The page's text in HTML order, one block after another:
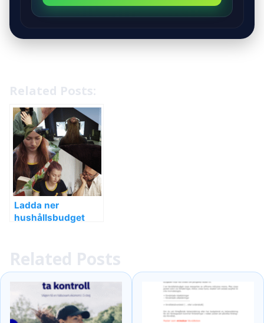
Related Posts:
Ladda ner
hushållsbudget
Related Posts